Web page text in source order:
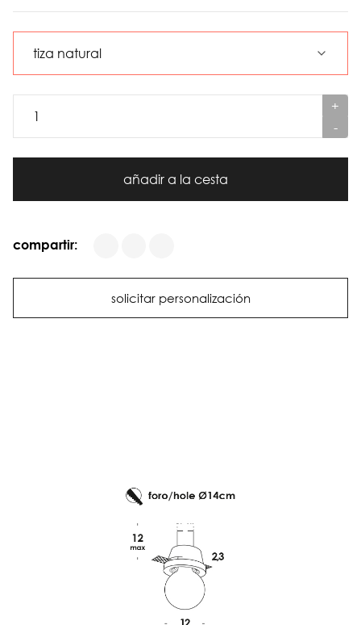
+
-
añadir a la cesta
compartir:
solicitar personalización